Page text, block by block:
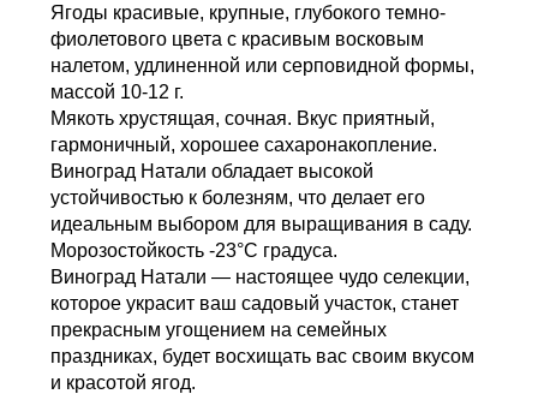
Ягоды красивые, крупные, глубокого темно-
фиолетового цвета с красивым восковым
налетом, удлиненной или серповидной формы,
массой 10-12 г.
Мякоть хрустящая, сочная. Вкус приятный,
гармоничный, хорошее сахаронакопление.
Виноград Натали обладает высокой
устойчивостью к болезням, что делает его
идеальным выбором для выращивания в саду.
Морозостойкость -23°С градуса.
Виноград Натали — настоящее чудо селекции,
которое украсит ваш садовый участок, станет
прекрасным угощением на семейных
праздниках, будет восхищать вас своим вкусом
и красотой ягод.